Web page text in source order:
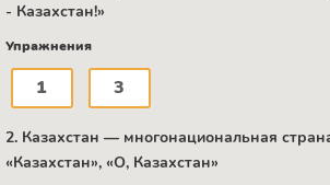
- Казахстан!»
Упражнения
1 3
2. Казахстан — многонациональная
«Казахстан», «О, Казахстан»